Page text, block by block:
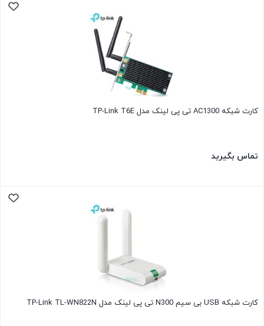
کارت شبکه AC1300 تی پی لینک مدل TP-Link T6E
تماس بگیرید
کارت شبکه USB بی‌ سیم N300 تی پی لینک مدل TP-Link TL-WN822N